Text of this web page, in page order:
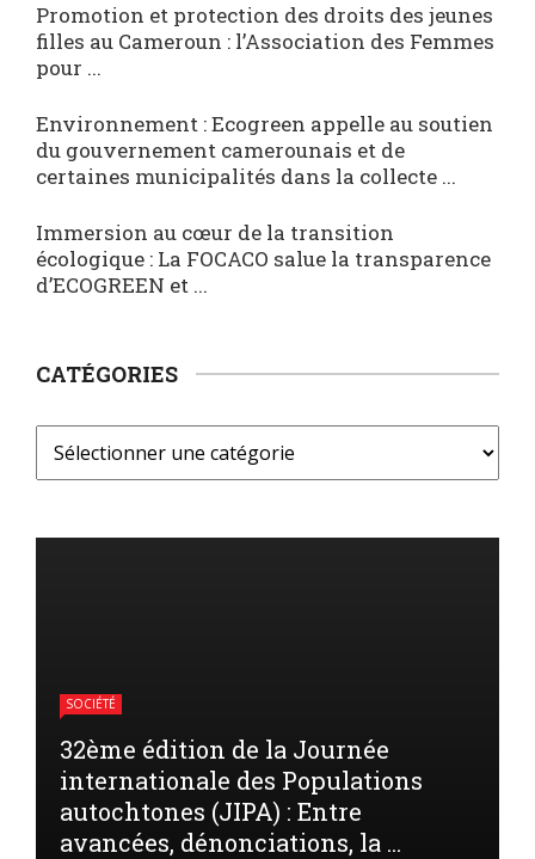
Promotion et protection des droits des jeunes
filles au Cameroun : l’Association des Femmes
pour ...
Environnement : Ecogreen appelle au soutien
du gouvernement camerounais et de
certaines municipalités dans la collecte ...
Immersion au cœur de la transition
écologique : La FOCACO salue la transparence
d’ECOGREEN et ...
CATÉGORIES
SOCIÉTÉ
32ème édition de la Journée
internationale des Populations
autochtones (JIPA) : Entre
avancées, dénonciations, la ...